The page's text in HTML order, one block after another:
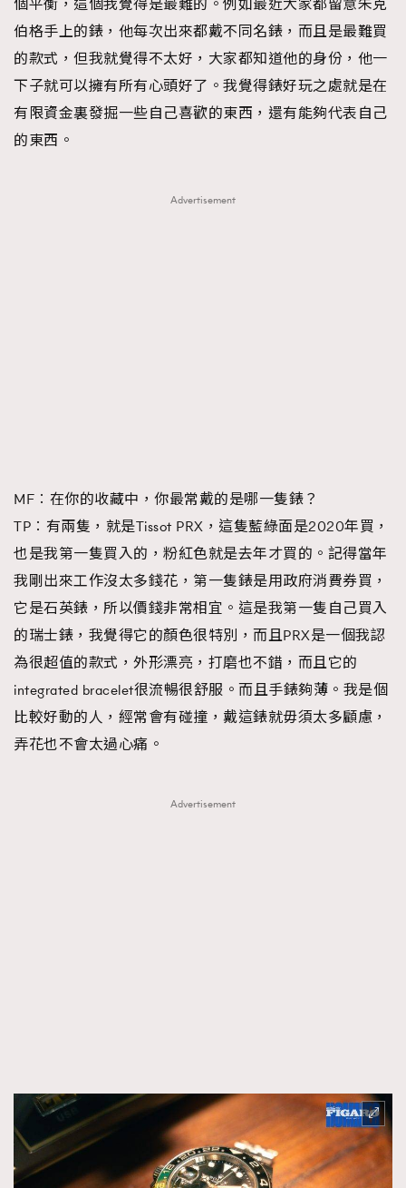
TRENDING
AFrenchMind
個平衡，這個我覺得是最難的。例如最近大家都留意朱克
伯格手上的錶，他每次出來都戴不同名錶，而且是最難買
的款式，但我就覺得不太好，大家都知道他的身份，他一
下子就可以擁有所有心頭好了。我覺得錶好玩之處就是在
有限資金裏發掘一些自己喜歡的東西，還有能夠代表自己
的東西。
Advertisement
MF︰在你的收藏中，你最常戴的是哪一隻錶？
TP︰有兩隻，就是Tissot PRX，這隻藍綠面是2020年買，
也是我第一隻買入的，粉紅色就是去年才買的。記得當年
我剛出來工作沒太多錢花，第一隻錶是用政府消費券買，
它是石英錶，所以價錢非常相宜。這是我第一隻自己買入
的瑞士錶，我覺得它的顏色很特別，而且PRX是一個我認
為很超值的款式，外形漂亮，打磨也不錯，而且它的
integrated bracelet很流暢很舒服。而且手錶夠薄。我是個
比較好動的人，經常會有碰撞，戴這錶就毋須太多顧慮，
弄花也不會太過心痛。
Advertisement